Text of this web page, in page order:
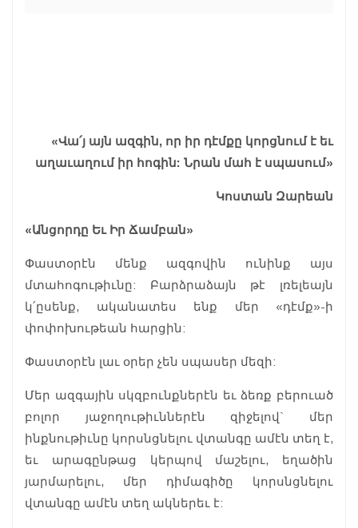
«Վա՛յ այն ազգին, որ իր դէմքը կորցնում է եւ
աղաւաղում իր հոգին: Նրան մահ է սպասում»
Կոստան Զարեան
«Անցորդը Եւ Իր Ճամբան»
Փաստօրէն մենք ազգովին ունինք այս
մտահոգութիւնը: Բարձրաձայն թէ լռելեայն
կ՛ըսենք, ականատես ենք մեր «դէմք»-ի
փոփոխութեան հարցին:
Փաստօրէն լաւ օրեր չեն սպասեր մեզի:
Մեր ազգային սկզբունքներէն եւ ձեռք բերուած
բոլոր յաջողութիւններէն զիջելով` մեր
ինքնութիւնը կորսնցնելու վտանգը ամէն տեղ է,
եւ արագընթաց կերպով մաշելու, եղածին
յարմարելու, մեր դիմագիծը կորսնցնելու
վտանգը ամէն տեղ ակներեւ է: